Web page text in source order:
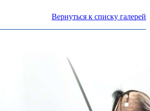
Вернуться к списку галерей